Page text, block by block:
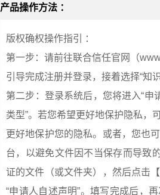
产品操作方法 ：
版权确权操作指引 ：
第一步：请前往联合信任官网（
引导完成注册并登录，接着选择“知
第二步：登录系统后，您将进入“申
类型”。若您希望更好地保护隐私，
更好地保护您的隐私。或者，您也
台，以避免文件因不当保存而导致
证的文件（或文件夹），然后点击
“申请人自述声明”。填写完成后，